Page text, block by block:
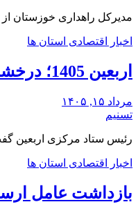
مدیرکل راهداری خوزستان
اخبار اقتصادی استان ها
اربعین 1405؛ درخشان‌ترین و امن‌ترین دوره در تاریخ تردد زائران
مرداد ۱۵, ۱۴۰۵
تسنیم
رئیس ستاد مرکزی اربعین
اخبار اقتصادی استان ها
بازداشت عامل